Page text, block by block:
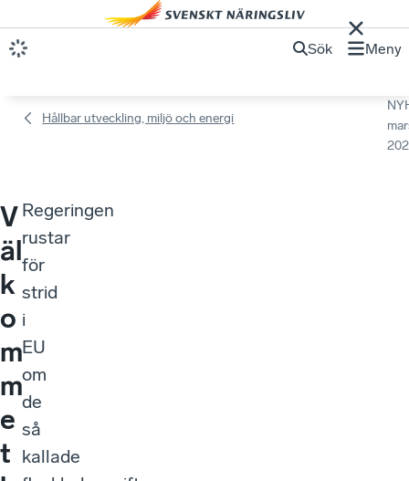
Sök Meny
Hållbar utveckling, miljö och energi
V
äl
k
o
m
m
e
t
Regeringen
rustar
för
strid
i
EU
om
de
så
kallade